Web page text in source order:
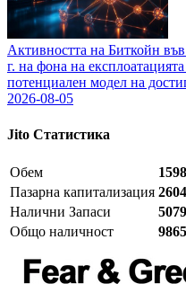
Активността на Биткойн
г. на фона на
потенциален модел на
2026-08-05
Jito Статистика
Обем
Пазарна капитализация
Налични Запаси
Общо наличност